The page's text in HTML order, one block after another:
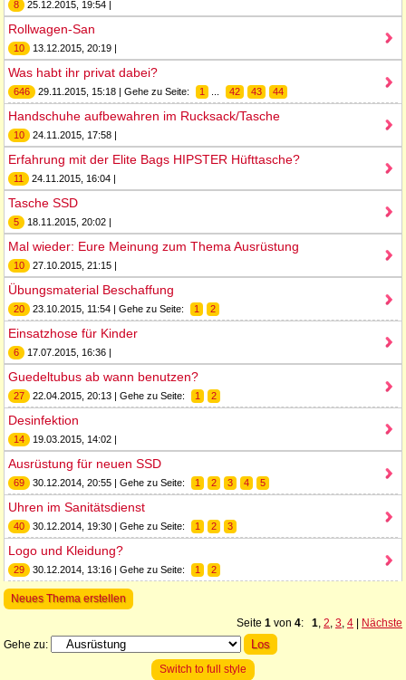
8 25.12.2015, 19:54 |
Rollwagen-San
10 13.12.2015, 20:19 |
Was habt ihr privat dabei?
646 29.11.2015, 15:18 | Gehe zu Seite: 1 42 43 44
Handschuhe aufbewahren im Rucksack/Tasche
10 24.11.2015, 17:58 |
Erfahrung mit der Elite Bags HIPSTER Hüfttasche?
11 24.11.2015, 16:04 |
Tasche SSD
5 18.11.2015, 20:02 |
Mal wieder: Eure Meinung zum Thema Ausrüstung
10 27.10.2015, 21:15 |
Übungsmaterial Beschaffung
20 23.10.2015, 11:54 | Gehe zu Seite: 1 2
Einsatzhose für Kinder
6 17.07.2015, 16:36 |
Guedeltubus ab wann benutzen?
27 22.04.2015, 20:13 | Gehe zu Seite: 1 2
Desinfektion
14 19.03.2015, 14:02 |
Ausrüstung für neuen SSD
69 30.12.2014, 20:55 | Gehe zu Seite: 1 2 3 4 5
Uhren im Sanitätsdienst
40 30.12.2014, 19:30 | Gehe zu Seite: 1 2 3
Logo und Kleidung?
29 30.12.2014, 13:16 | Gehe zu Seite: 1 2
Neues Thema erstellen
Seite 1 von 4: 1, 2, 3, 4
Nächste
Gehe zu:
Switch to full style